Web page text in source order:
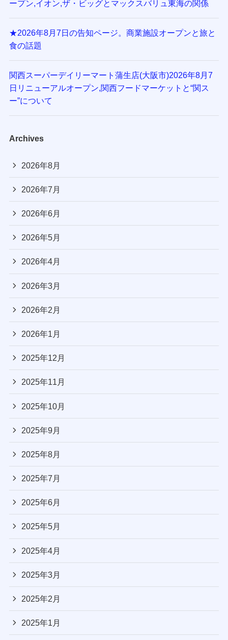
ープン,イオン,ザ・ビッグとマックスバリュ東海の関係
★2026年8月7日の告知ページ。商業施設オープンと旅と
食の話題
関西スーパーデイリーマート蒲生店(大阪市)2026年8月7
日リニューアルオープン,関西フードマーケットと“関ス
ー”について
Archives
2026年8月
2026年7月
2026年6月
2026年5月
2026年4月
2026年3月
2026年2月
2026年1月
2025年12月
2025年11月
2025年10月
2025年9月
2025年8月
2025年7月
2025年6月
2025年5月
2025年4月
2025年3月
2025年2月
2025年1月